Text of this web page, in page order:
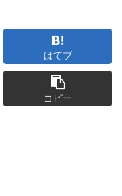
はてブ
コピー